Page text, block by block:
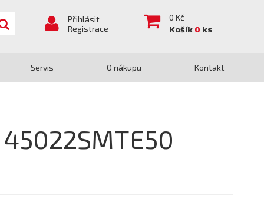
Přihlásit
Registrace
0 Kč
Košík 0 ks
Servis O nákupu Kontakt